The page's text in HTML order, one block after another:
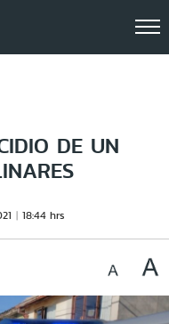
DE UN
18:44 hrs